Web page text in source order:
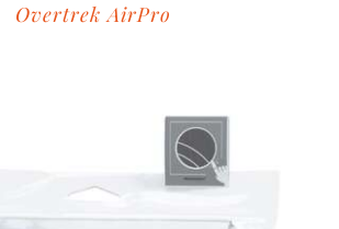
Overtrek AirPro